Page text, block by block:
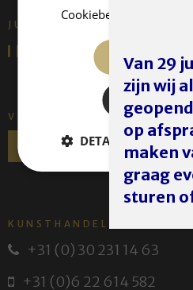
JUFFERMANS FINE ART IS:
VOLG ONS
KUNSTHANDEL
+31 (0) 30 231 14 63
+31 (0)6 22 614 582
Van 29
zijn wij
op
maken
graag
sturen
Cookiebeleid.
ALLES
ALLES
DETAILS